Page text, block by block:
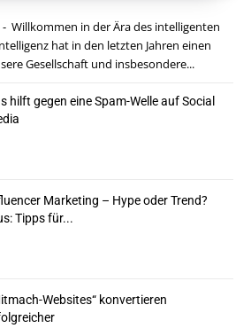
Willkommen in der Ära des intelligenten
hat in den letzten Jahren einen
Gesellschaft und insbesondere...
hilft gegen eine Spam-Welle auf Social
Marketing – Hype oder Trend?
Tipps für...
Websites“ konvertieren